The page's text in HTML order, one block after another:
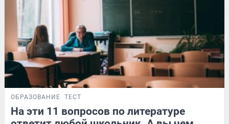
ОБРАЗОВАНИЕ ТЕСТ
На эти 11 вопросов по литературе